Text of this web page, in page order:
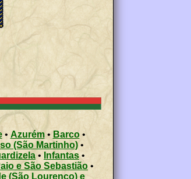
• Azurém• Barco•
(São Martinho) •
• Infantas•
e São Sebastião •
(São Lourenço) e